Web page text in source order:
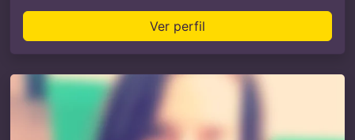
Ver perfil